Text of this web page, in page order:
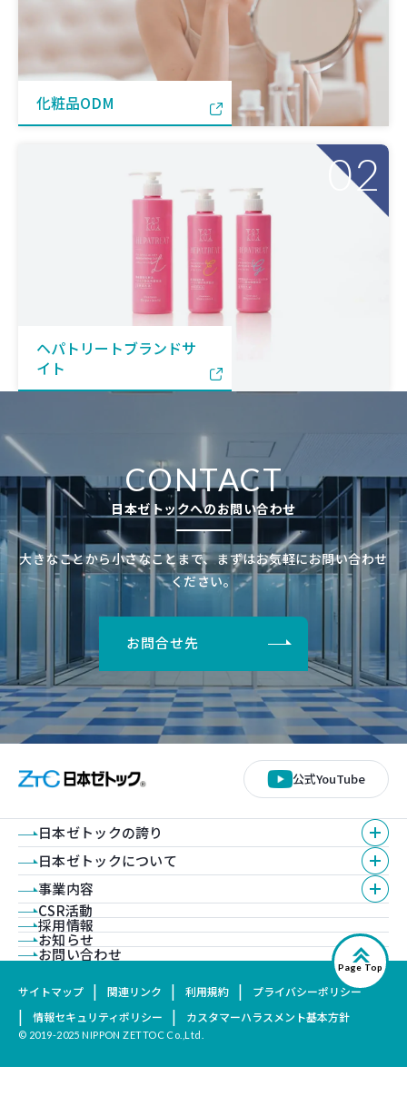
化粧品ODM
02
ヘパトリートブランドサ
イト
CONTACT
日本ゼトックへのお問い合わせ
大きなことから小さなことまで、まずはお気軽にお問い合わせ
ください。
お問合せ先
公式YouTube
日本ゼトックの誇り
日本ゼトックについて
事業内容
CSR活動
採用情報
お知らせ
お問い合わせ
Page Top
サイトマップ 関連リンク 利用規約
プライバシーポリシー
情報セキュリティポリシー
カスタマーハラスメント基本方針
© 2019-2025 NIPPON ZETTOC Co.,Ltd.